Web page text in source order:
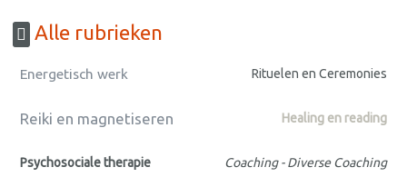
Alle rubrieken
Energetisch werk Rituelen en Ceremonies
Reiki en magnetiseren Healing en reading
Psychosociale therapie Coaching - Diverse Coaching